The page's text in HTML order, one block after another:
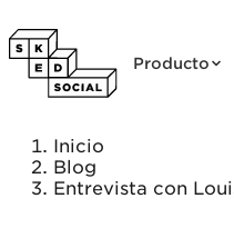
Producto
Inicio
Blog
Entrevista con